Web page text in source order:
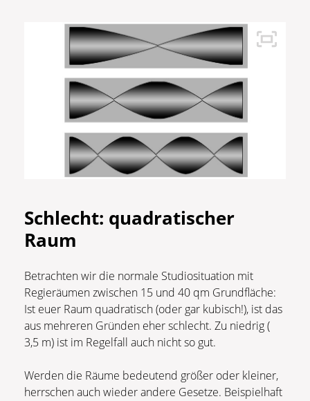
Schlecht: quadratischer
Raum
Betrachten wir die normale Studiosituation mit
Regieräumen zwischen 15 und 40 qm Grundfläche:
Ist euer Raum quadratisch (oder gar kubisch!), ist das
aus mehreren Gründen eher schlecht. Zu niedrig (
3,5 m) ist im Regelfall auch nicht so gut.
Werden die Räume bedeutend größer oder kleiner,
herrschen auch wieder andere Gesetze. Beispielhaft